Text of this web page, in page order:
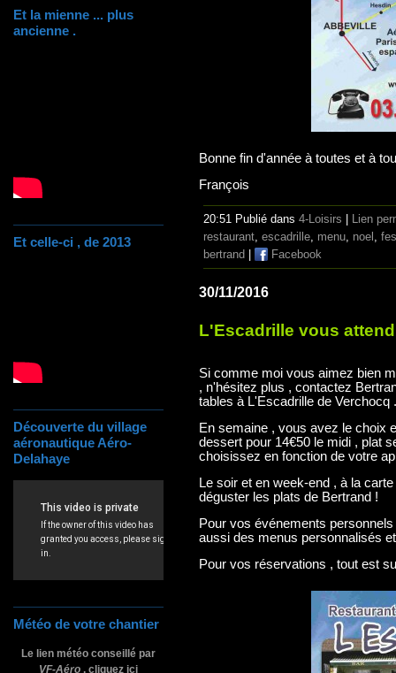
Et la mienne ... plus
ancienne .
Et celle-ci , de 2013
Découverte du village
aéronautique Aéro-
Delahaye
Météo de votre chantier
Le lien météo conseillé par
VF-Aéro , cliquez ici
Bonne fin d'année à toutes et à
François
20:51 Publié dans 4-Loisirs
Lien
restaurant escadrille menu noel
bertrand
Facebook
30/11/2016
L'Escadrille vous
Si comme moi vous aimez bien
, n'hésitez plus , contactez
tables à L'Escadrille de Verchocq .
En semaine , vous avez le choix
dessert pour 14€50 le midi , plat
choisissez en fonction de votre
Le soir et en week-end , à la
déguster les plats de Bertrand !
Pour vos événements
aussi des menus personnalisés
Pour vos réservations , tout est